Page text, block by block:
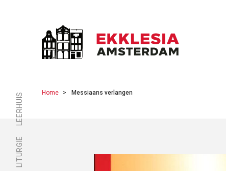
LEERHUIS
LITURGIE
Home Messiaans verlangen